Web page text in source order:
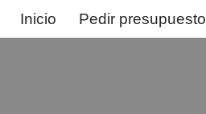
Inicio Pedir presupuesto